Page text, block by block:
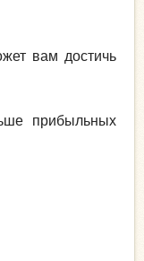
вам достичь
прибыльных